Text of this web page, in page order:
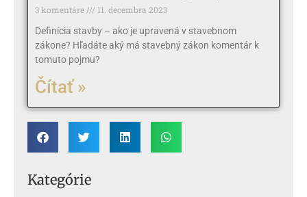
3 komentáre
11. decembra 2023
Definícia stavby – ako je upravená v stavebnom
zákone? Hľadáte aký má stavebný zákon komentár k
tomuto pojmu?
Čítať »
Kategórie